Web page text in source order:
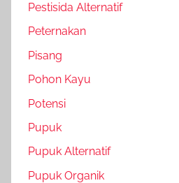
Pestisida Alternatif
Peternakan
Pisang
Pohon Kayu
Potensi
Pupuk
Pupuk Alternatif
Pupuk Organik